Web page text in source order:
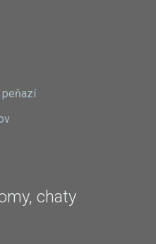
peňazí
chaty